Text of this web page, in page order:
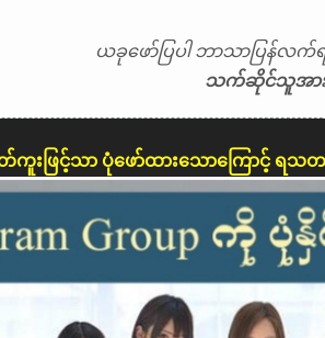
ယခုဖော်ပြပါ ဘာသာပြန်လက်
သက်ဆိုင်သူအားလုံ
ကူးဖြင့်သာ ပုံဖော်ထားသောကြောင့် ရ